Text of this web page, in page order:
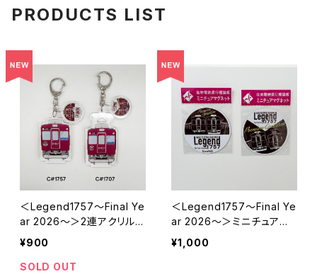
PRODUCTS LIST
＜Legend1757～Final Ye
ar 2026～＞2連アクリルキ
ーホルダー
¥900
SOLD OUT
＜Legend1757～Final Ye
ar 2026～＞ミニチュアマ
グネット2枚セット
¥1,000